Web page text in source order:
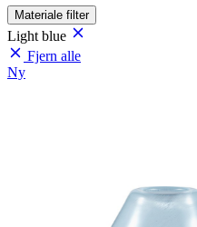
Materiale filter
Light blue
Fjern alle
Ny